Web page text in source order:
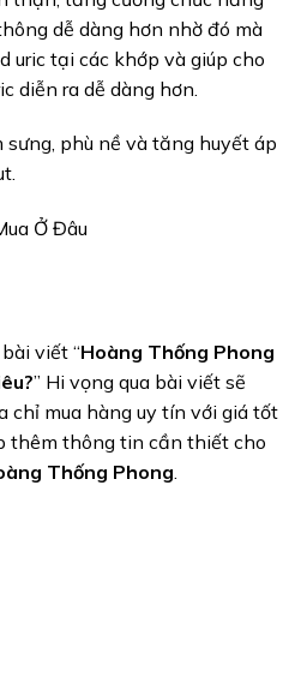
dễ dàng hơn nhờ đó mà
uric tại các khớp và giúp cho
diễn ra dễ dàng hơn.
phù nề và tăng huyết áp
viết “Hoàng Thống Phong
” Hi vọng qua bài viết sẽ
chỉ mua hàng uy tín với giá tốt
thêm thông tin cần thiết cho
Thống Phong